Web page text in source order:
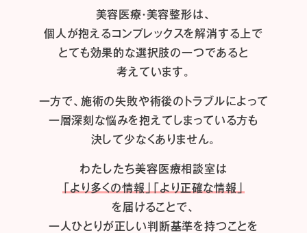
美容医療・美容整形は、
個人が抱えるコンプレックスを解消する上で
とても効果的な選択肢の一つであると
考えています。
一方で、施術の失敗や術後のトラブルによって
一層深刻な悩みを抱えてしまっている方も
決して少なくありません。
わたしたち美容医療相談室は
「より多くの情報」「より正確な情報」
を届けることで、
一人ひとりが正しい判断基準を持つことを